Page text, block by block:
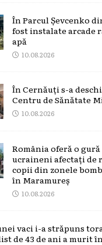
În Parcul Șevcenko
fost instalate arcade
apă
10.08.2026
În Cernăuți s-a
Centru de Sănătate
10.08.2026
România oferă o
ucraineni afectați de
copii din zonele
în Maramureș
10.08.2026
vaci i-a străpuns
de 43 de ani a murit